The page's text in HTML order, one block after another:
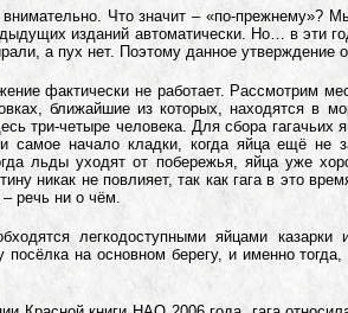
Что значит – «по-прежнему»?
изданий автоматически. Но… в эти
а пух нет. Поэтому данное
фактически не работает. Рассмотрим
ближайшие из которых, находятся в
три-четыре человека. Для сбора
самое начало кладки, когда яйца ещё не
льды уходят от побережья, яйца уже
никак не повлияет, так как гага в это
речь ни о чём.
легкодоступными яйцами
на основном берегу, и именно